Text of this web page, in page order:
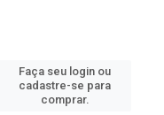
Faça seu login ou
cadastre-se para
comprar.